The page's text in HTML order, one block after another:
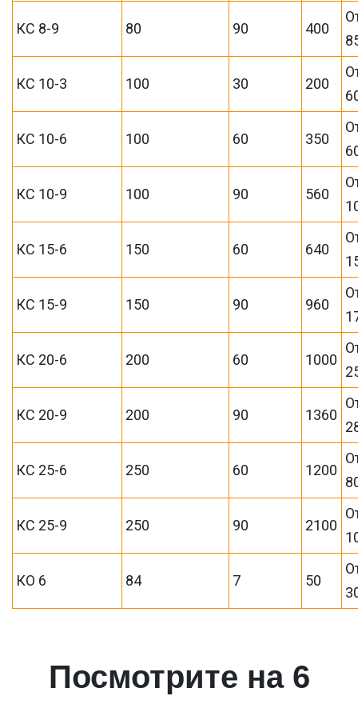
КС 8-9 80 90 400
КС 10-3 100 30 200
КС 10-6 100 60 350
КС 10-9 100 90 560
КС 15-6 150 60 640
КС 15-9 150 90 960
КС 20-6 200 60 1000
КС 20-9 200 90 1360
КС 25-6 250 60 1200
КС 25-9 250 90 2100
КО 6 84 7 50
Посмотрите на 6